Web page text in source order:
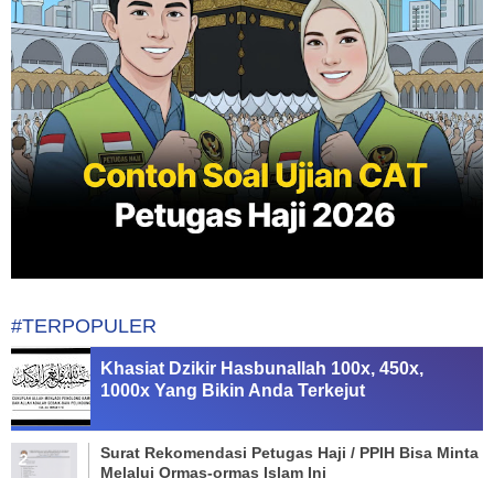
#TERPOPULER
Khasiat Dzikir Hasbunallah 100x, 450x,
1000x Yang Bikin Anda Terkejut
Surat Rekomendasi Petugas Haji / PPIH Bisa Minta
Melalui Ormas-ormas Islam Ini